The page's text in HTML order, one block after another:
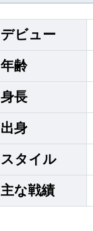
デビュー
年齢
身長
出身
スタイル
主な戦績